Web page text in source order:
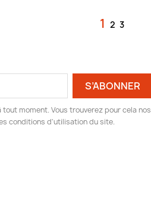
123
moment. Vous trouverez pour cela nos
conditions d'utilisation du site.